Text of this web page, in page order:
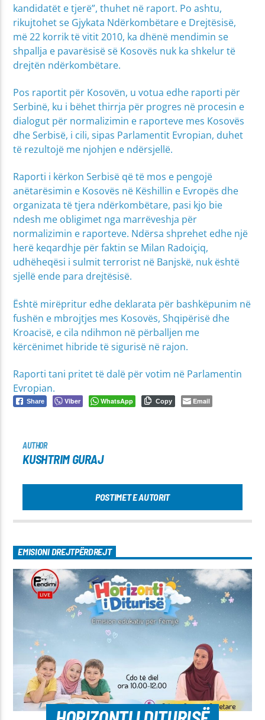
kandidatët e tjerë”, thuhet në raport. Po ashtu,
rikujtohet se Gjykata Ndërkombëtare e Drejtësisë,
më 22 korrik të vitit 2010, ka dhënë mendimin se
shpallja e pavarësisë së Kosovës nuk ka shkelur të
drejtën ndërkombëtare.
Pos raportit për Kosovën, u votua edhe raporti për
Serbinë, ku i bëhet thirrja për progres në procesin e
dialogut për normalizimin e raporteve mes Kosovës
dhe Serbisë, i cili, sipas Parlamentit Evropian, duhet
të rezultojë me njohjen e ndërsjellë.
Raporti i kërkon Serbisë që të mos e pengojë
anëtarësimin e Kosovës në Këshillin e Evropës dhe
organizata të tjera ndërkombëtare, pasi kjo bie
ndesh me obligimet nga marrëveshja për
normalizimin e raporteve. Ndërsa shprehet edhe një
herë keqardhje për faktin se Milan Radoiçiq,
udhëheqësi i sulmit terrorist në Banjskë, nuk është
sjellë ende para drejtësisë.
Është mirëpritur edhe deklarata për bashkëpunim në
fushën e mbrojtjes mes Kosovës, Shqipërisë dhe
Kroacisë, e cila ndihmon në përballjen me
kërcënimet hibride të sigurisë në rajon.
Raporti tani pritet të dalë për votim në Parlamentin
Evropian.
Share Viber WhatsApp Copy Email
AUTHOR
KUSHTRIM GURAJ
POSTIMET E AUTORIT
EMISIONI DREJTPËRDREJT